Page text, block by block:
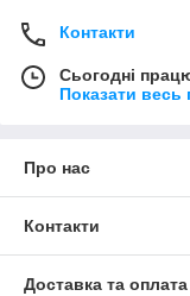
Контакти
Сьогодні
Показати весь
Про нас
Контакти
Доставка та оплата